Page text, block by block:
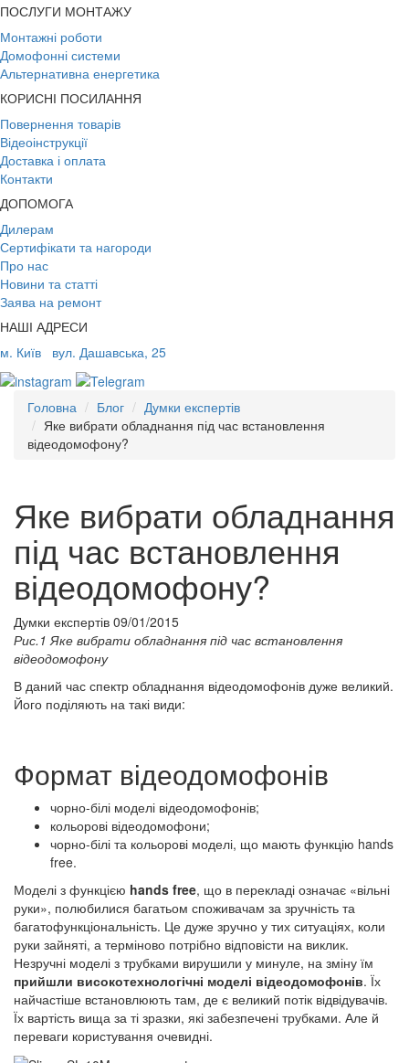
ПОСЛУГИ МОНТАЖУ
Монтажні роботи
Домофонні системи
Альтернативна енергетика
КОРИСНІ ПОСИЛАННЯ
Повернення товарів
Відеоінструкції
Доставка і оплата
Контакти
ДОПОМОГА
Дилерам
Сертифікати та нагороди
Про нас
Новини та статті
Заява на ремонт
НАШІ АДРЕСИ
м. Київ
вул. Дашавська, 25
Головна Блог
Думки експертів
Яке вибрати обладнання під час встановлення
відеодомофону?
Яке вибрати обладнання
під час встановлення
відеодомофону?
Думки експертів 09/01/2015
Рис.1 Яке вибрати обладнання під час встановлення
відеодомофону
В даний час спектр обладнання відеодомофонів дуже великий.
Його поділяють на такі види:
Формат відеодомофонів
чорно-білі моделі відеодомофонів;
кольорові відеодомофони;
чорно-білі та кольорові моделі, що мають функцію hands
free.
Моделі з функцією hands free, що в перекладі означає «вільні
руки», полюбилися багатьом споживачам за зручність та
багатофункціональність. Це дуже зручно у тих ситуаціях, коли
руки зайняті, а терміново потрібно відповісти на виклик.
Незручні моделі з трубками вирушили у минуле, на зміну їм
прийшли високотехнологічні моделі відеодомофонів. Їх
найчастіше встановлюють там, де є великий потік відвідувачів.
Їх вартість вища за ті зразки, які забезпечені трубками. Але й
переваги користування очевидні.